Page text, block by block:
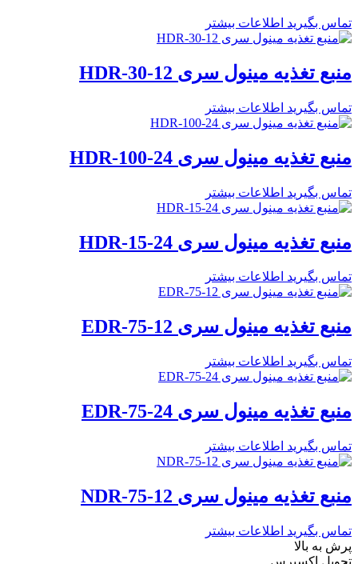
تماس بگیرید اطلاعات بیشتر
منبع تغذیه مینول سری HDR-30-12
تماس بگیرید اطلاعات بیشتر
منبع تغذیه مینول سری HDR-100-24
تماس بگیرید اطلاعات بیشتر
منبع تغذیه مینول سری HDR-15-24
تماس بگیرید اطلاعات بیشتر
منبع تغذیه مینول سری EDR-75-12
تماس بگیرید اطلاعات بیشتر
منبع تغذیه مینول سری EDR-75-24
تماس بگیرید اطلاعات بیشتر
منبع تغذیه مینول سری NDR-75-12
تماس بگیرید اطلاعات بیشتر
پرش به بالا
تحویل اکسپرس